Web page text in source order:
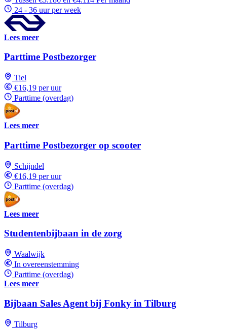
24 - 36 uur per week
Lees meer
Parttime Postbezorger
Tiel
€16,19 per uur
Parttime (overdag)
Lees meer
Parttime Postbezorger op scooter
Schijndel
€16,19 per uur
Parttime (overdag)
Lees meer
Studentenbijbaan in de zorg
Waalwijk
In overeenstemming
Parttime (overdag)
Lees meer
Bijbaan Sales Agent bij Fonky in Tilburg
Tilburg